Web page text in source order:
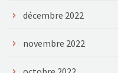
décembre 2022
novembre 2022